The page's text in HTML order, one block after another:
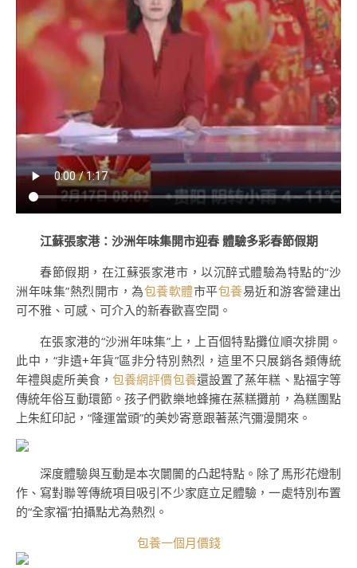
江蘇張家港：沙洲年味集開市迎春 體驗多彩春節假期
春節假期，在江蘇張家港市，以沉醉式體驗為特點的“沙
洲年味集”熱烈開市，為包養軟體市平包養易近和游客營建出
可不雅、可感、可介入的新春歡喜空間。
在張家港的“沙洲年味集”上，上百個特點攤位順次排開。
此中，“非遺+年貨”區非分特別熱烈，這里不只展銷各類傳統
年禮與處所美食， 包養網評價包養還設置了蒸年糕、點福字等
傳統年俗互動環節。孩子們歡樂地蜂擁在蒸糕攤前，為糕團點
上朱紅印記，“隆運當頭”的美妙寄意跟著蒸汽彌漫開來。
深度體驗與互動是本次闤闠的凸起特點。除了馬形花燈制
作、寫對聯等傳統項目吸引不少家庭立足體驗，一處特別布置
的“全家福”拍攝點尤為熱烈。
包養一個月價錢